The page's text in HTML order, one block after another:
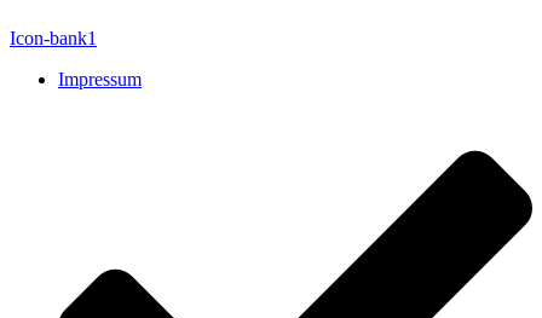
Icon-bank1
Impressum